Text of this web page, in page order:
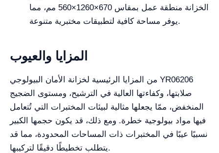
الخزانة منطقة عمل بمقاس 670×1260×560 مم، مما
يوفر مساحة كافية لتطبيقات مختبرية متنوعة.
المزايا والعيوب
من المزايا الرئيسية لخزانة الأمان البيولوجي YR06206
صلابتها، وكفاءتها العالية في الترشيح، ومستوى الضجيج
المنخفض، ممّا يجعلها مثالية لبيئات المختبرات التي تُتعامل
فيها مواد بيولوجية خطرة. ومع ذلك، قد يكون حجمها الكبير
نسبيًا عيبًا في المختبرات ذات المساحات المحدودة، مما قد
يتطلب تخطيطًا دقيقًا لتركيبها.